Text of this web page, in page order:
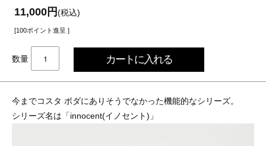
11,000円(税込)
[100ポイント進呈 ]
数量
今までコスタ ボダにありそうでなかった機能的なシリーズ。
シリーズ名は「innocent(イノセント)」